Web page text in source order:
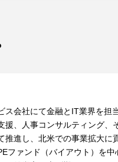
ス会社にて金融とIT業界を担
援、人事コンサルティング、
推進し、北米での事業拡大に
ファンド（バイアウト）を中